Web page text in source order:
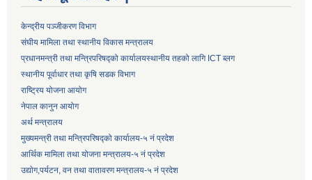
केन्द्रीय पञ्जीकरण विभाग
संघीय मामिला तथा स्थानीय विकास मन्त्रालय
प्रधानमन्त्री तथा मन्त्रिपरिषद्को कार्यालयस्थानीय तहको लागि ICT ब्लग
स्थानीय पूर्वाधार तथा कृषि सडक विभाग
राष्ट्रिय योजना आयोग
नेपाल कानुन आयोग
अर्थ मन्त्रालय
मुख्यमन्त्री तथा मन्त्रिपरिषद्को कार्यालय-५ नं प्रदेश
आर्थिक मामिला तथा योजना मन्त्रालय-५ नं प्रदेश
उद्याेग,पर्यटन, वन तथा वातावरण मन्त्रालय-५ नं प्रदेश